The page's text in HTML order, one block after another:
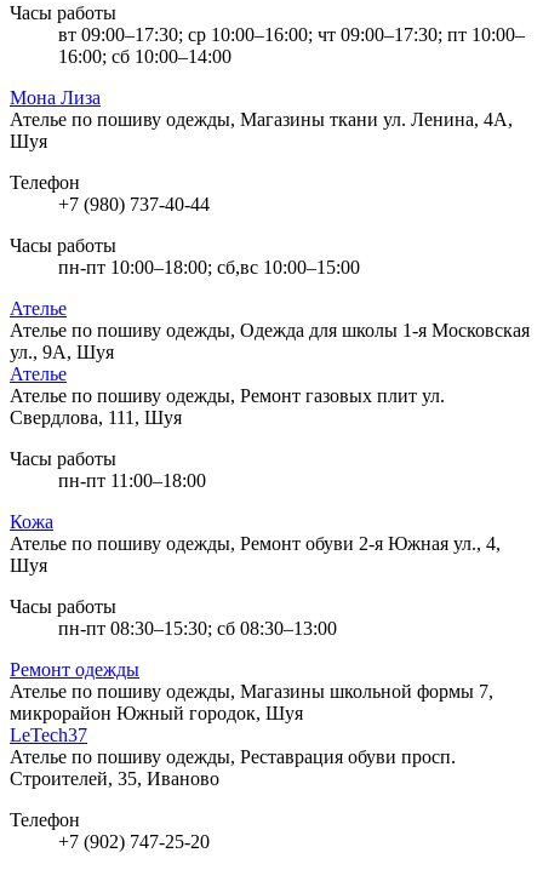
Часы работы
вт 09:00–17:30; ср 10:00–16:00; чт 09:00–17:30; пт 10:00–
16:00; сб 10:00–14:00
Мона Лиза
Ателье по пошиву одежды, Магазины ткани ул. Ленина, 4А,
Шуя
Телефон
+7 (980) 737-40-44
Часы работы
пн-пт 10:00–18:00; сб,вс 10:00–15:00
Ателье
Ателье по пошиву одежды, Одежда для школы 1-я Московская
ул., 9А, Шуя
Ателье
Ателье по пошиву одежды, Ремонт газовых плит ул.
Свердлова, 111, Шуя
Часы работы
пн-пт 11:00–18:00
Кожа
Ателье по пошиву одежды, Ремонт обуви 2-я Южная ул., 4,
Шуя
Часы работы
пн-пт 08:30–15:30; сб 08:30–13:00
Ремонт одежды
Ателье по пошиву одежды, Магазины школьной формы 7,
микрорайон Южный городок, Шуя
LeTech37
Ателье по пошиву одежды, Реставрация обуви просп.
Строителей, 35, Иваново
Телефон
+7 (902) 747-25-20